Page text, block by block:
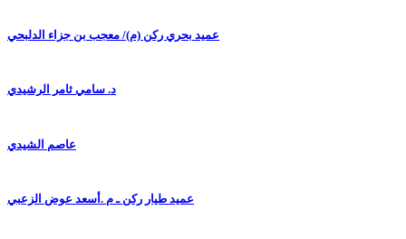
عميد بحري ركن (م)/ معجب بن جزاء الدلبحي
د. سامي ثامر الرشيدي
عاصم الشيدي
عميد طيار ركن ـ م .أسعد عوض الزعبي